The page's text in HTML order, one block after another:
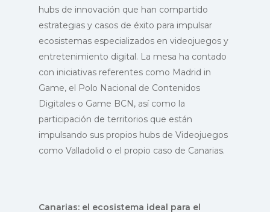
hubs de innovación que han compartido
estrategias y casos de éxito para impulsar
ecosistemas especializados en videojuegos y
entretenimiento digital. La mesa ha contado
con iniciativas referentes como Madrid in
Game, el Polo Nacional de Contenidos
Digitales o Game BCN, así como la
participación de territorios que están
impulsando sus propios hubs de Videojuegos
como Valladolid o el propio caso de Canarias.
Canarias: el ecosistema ideal para el